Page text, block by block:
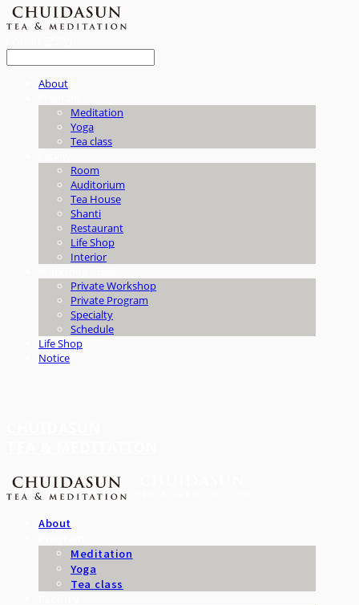
About
Meditation
Yoga
Tea class
Room
Auditorium
Tea House
Shanti
Restaurant
Life Shop
Interior
Private Workshop
Private Program
Specialty
Schedule
Life Shop
Notice
About
Meditation
Yoga
Tea class